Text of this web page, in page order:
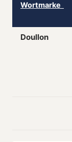
Wortmarke
Doullon